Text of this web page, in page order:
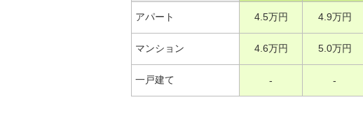
アパート 4.5万円 4.9万円
マンション 4.6万円 5.0万円
一戸建て - -